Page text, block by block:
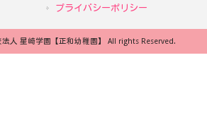
プライバシーポリシー
人 星崎学園【正和幼稚園】 All rights Reserved.